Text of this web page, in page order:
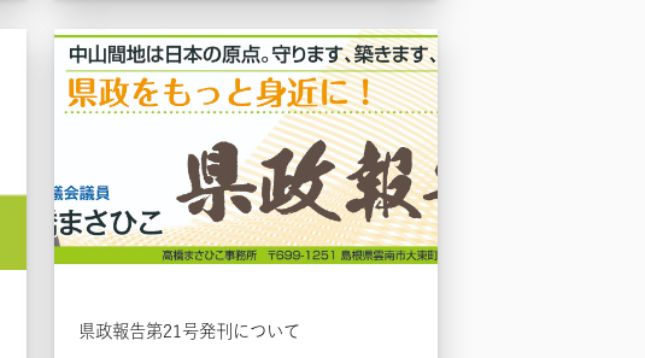
県政報告第21号発刊について